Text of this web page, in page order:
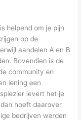
helpend om je pijn
op de
aandelen A en B
Bovendien is de
community en
lening een
levert het je
hoeft daarover
bedrijven werden